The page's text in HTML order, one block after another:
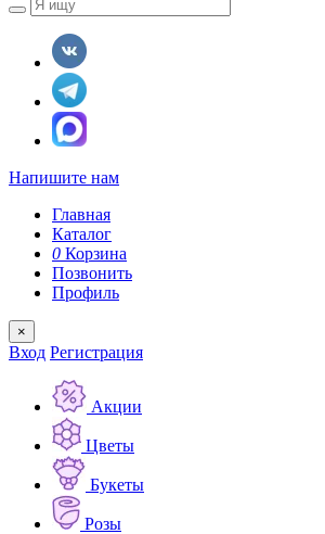
Напишите нам
Главная
Каталог
0 Корзина
Позвонить
Профиль
×
Вход Регистрация
Акции
Цветы
Букеты
Розы